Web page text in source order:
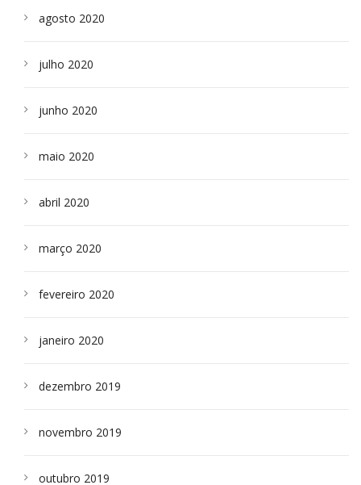
agosto 2020
julho 2020
junho 2020
maio 2020
abril 2020
março 2020
fevereiro 2020
janeiro 2020
dezembro 2019
novembro 2019
outubro 2019